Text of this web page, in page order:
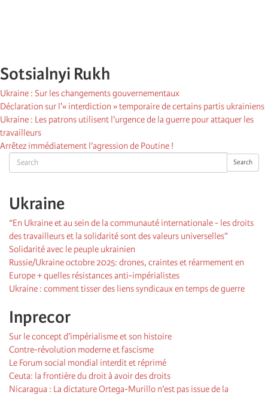
Search Search
Ukraine
“En Ukraine et au sein de la communauté internationale - les droits
des travailleurs et la solidarité sont des valeurs universelles”
Solidarité avec le peuple ukrainien
Russie/Ukraine octobre 2025: drones, craintes et réarmement en
Europe + quelles résistances anti-impérialistes
Ukraine : comment tisser des liens syndicaux en temps de guerre
Inprecor
Sur le concept d’impérialisme et son histoire
Contre-révolution moderne et fascisme
Le Forum social mondial interdit et réprimé
Ceuta: la frontière du droit à avoir des droits
Nicaragua : La dictature Ortega-Murillo n’est pas issue de la
Sotsialnyi Rukh
Ukraine : Sur les changements gouvernementaux
Déclaration sur l'« interdiction » temporaire de certains partis ukrainiens
Ukraine : Les patrons utilisent l'urgence de la guerre pour attaquer les
travailleurs
Arrêtez immédiatement l’agression de Poutine !